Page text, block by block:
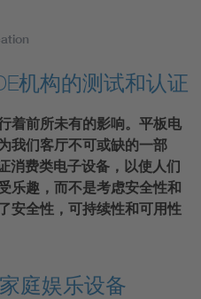
机构的测试和认证
着前所未有的影响。平板电
我们客厅不可或缺的一部
消费类电子设备，以使人们
乐趣，而不是考虑安全性和
安全性，可持续性和可用性
庭娱乐设备